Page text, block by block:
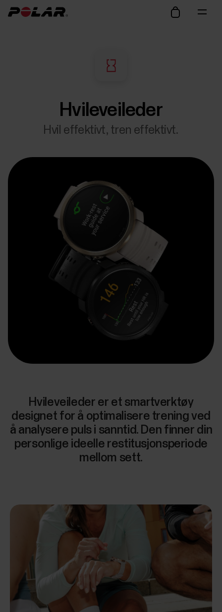
Hvileveileder
Hvil effektivt, tren effektivt.
Hvileveileder er et smartverktøy
designet for å optimalisere trening ved
å analysere puls i sanntid. Den finner din
personlige ideelle restitusjonsperiode
mellom sett.